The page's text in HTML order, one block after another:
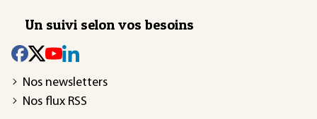
Un suivi selon vos besoins
Nos newsletters
Nos flux RSS